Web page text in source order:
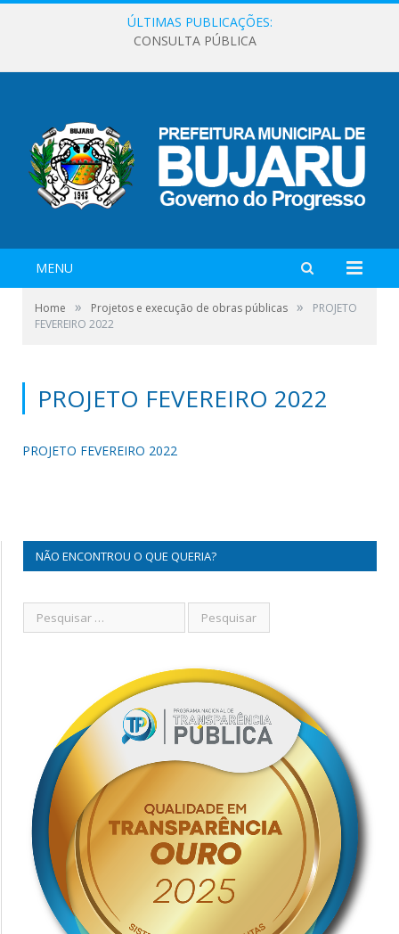
ÚLTIMAS PUBLICAÇÕES:
CONSULTA PÚBLICA
MENU
Home » Projetos e execução de obras públicas »
PROJETO
FEVEREIRO 2022
PROJETO FEVEREIRO 2022
PROJETO FEVEREIRO 2022
NÃO ENCONTROU O QUE QUERIA?